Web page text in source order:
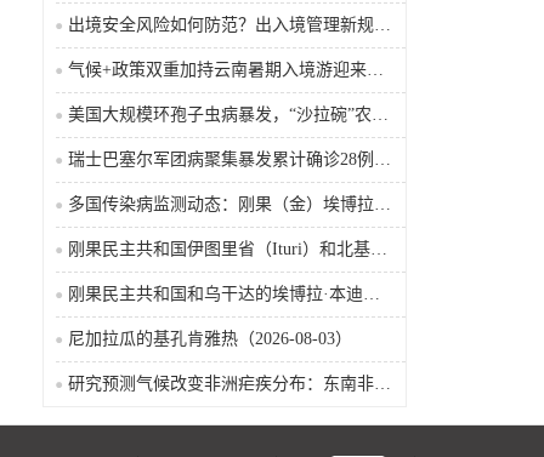
出境安全风险如何防范？出入境管理新规9月15日起施行
气候+政策双重加持云南暑期入境游迎来热潮
美国大规模环孢子虫病暴发，“沙拉碗”农业生产陷入低迷
瑞士巴塞尔军团病聚集暴发累计确诊28例含死亡病例
多国传染病监测动态：刚果（金）埃博拉确诊突破4000例
刚果民主共和国伊图里省（Ituri）和北基伍省（Nord-Kivu）的埃博拉·本迪布乔病毒病（2026-08-04）
刚果民主共和国和乌干达的埃博拉·本迪布乔病毒病（2026-08-04）
尼加拉瓜的基孔肯雅热（2026-08-03）
研究预测气候改变非洲疟疾分布：东南非风险上升，部分西非地区风险下降